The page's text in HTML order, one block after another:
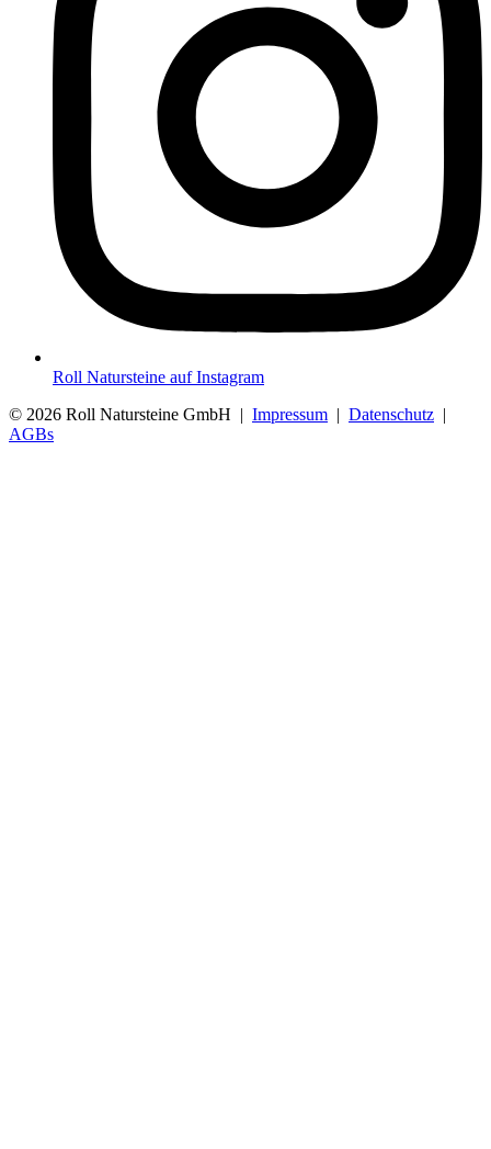
Roll Natursteine auf Instagram
© 2026 Roll Natursteine GmbH | Impressum | Datenschutz |
AGBs